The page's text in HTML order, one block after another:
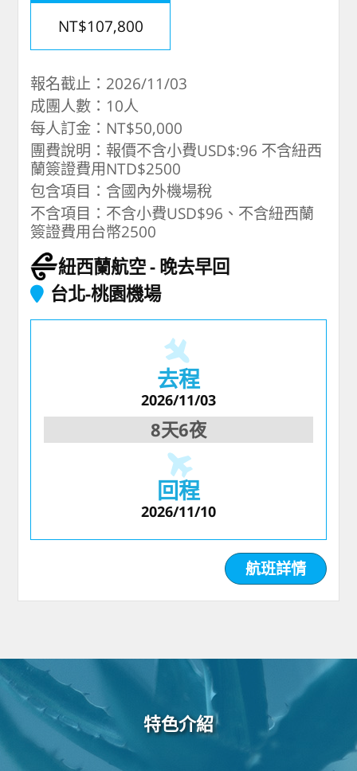
NT$107,800
報名截止：2026/11/03
成團人數：10人
每人訂金：NT$50,000
團費說明：報價不含小費USD$:96 不含紐西
蘭簽證費用NTD$2500
包含項目：含國內外機場稅
不含項目：不含小費USD$96、不含紐西蘭
簽證費用台幣2500
紐西蘭航空 晚去早回
台北-桃園機場
去程
2026/11/03
8天6夜
回程
2026/11/10
航班詳情
特色介紹